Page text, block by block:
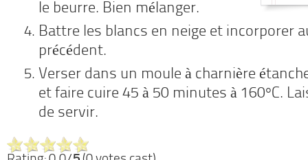
le beurre. Bien mélanger.
Battre les blancs en neige et incorporer
précédent.
Verser dans un moule à charnière
et faire cuire 45 à 50 minutes à 160°C.
de servir.